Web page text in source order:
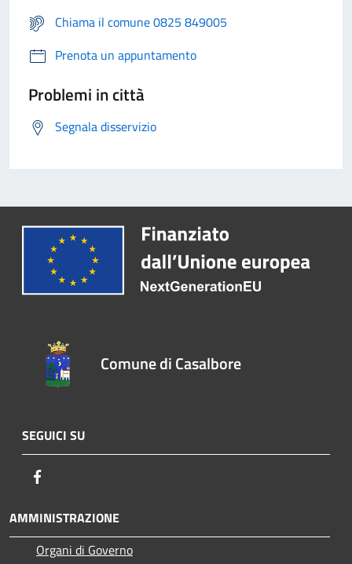
Chiama il comune 0825 849005
Prenota un appuntamento
Problemi in città
Segnala disservizio
Comune di Casalbore
SEGUICI SU
AMMINISTRAZIONE
Organi di Governo